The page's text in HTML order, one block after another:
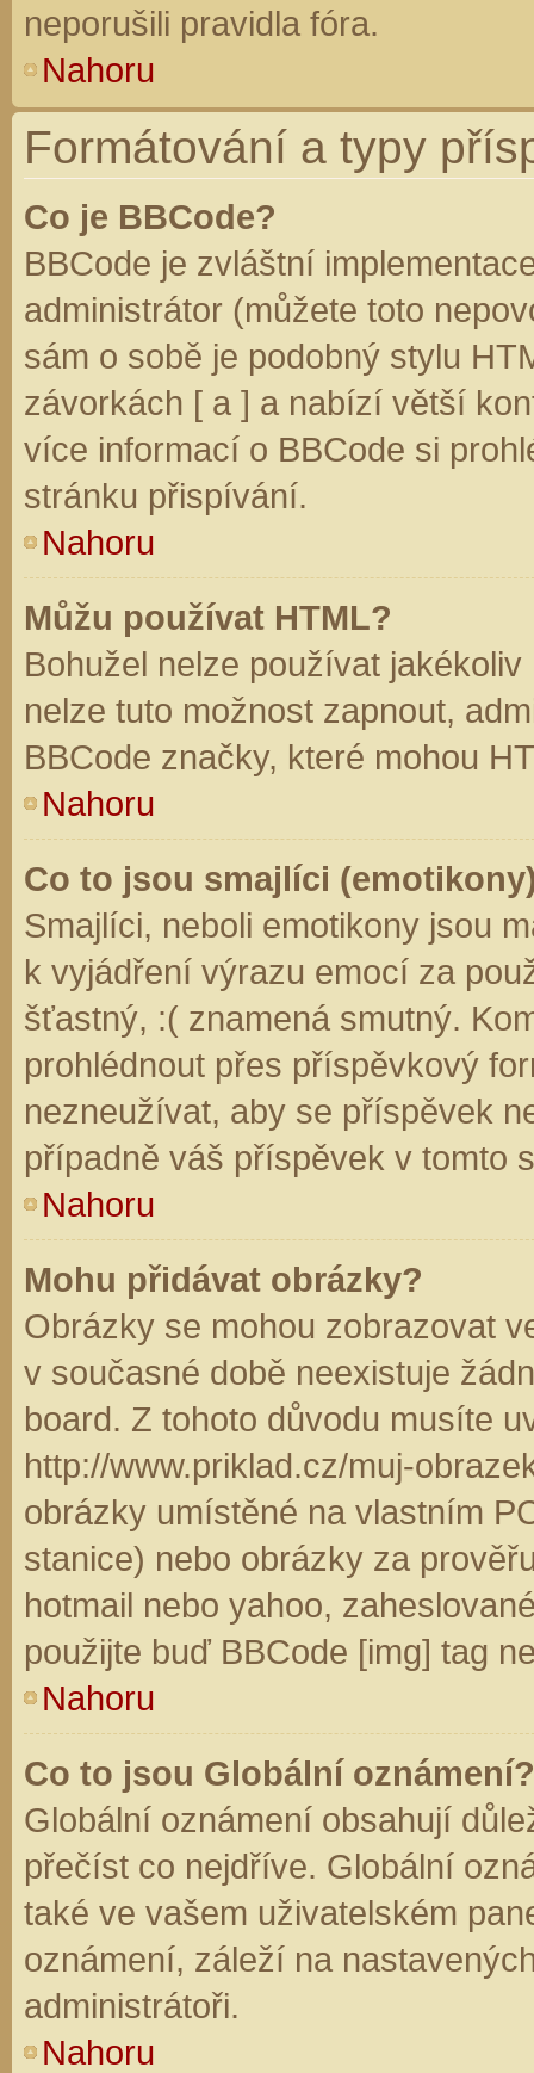
neporušili pravidla fóra.
Nahoru
Formátování a typy
Co je BBCode?
BBCode je zvláštní
administrátor (můžete toto
sám o sobě je podobný stylu
závorkách [ a ] a nabízí větší
více informací o BBCode si
stránku přispívání.
Nahoru
Můžu používat HTML?
Bohužel nelze používat
nelze tuto možnost zapnout,
BBCode značky, které mohou
Nahoru
Co to jsou smajlíci
Smajlíci, neboli emotikony jsou
k vyjádření výrazu emocí za
šťastný, :( znamená smutný.
prohlédnout přes příspěvkový
nezneužívat, aby se příspěvek
případně váš příspěvek v tomto
Nahoru
Mohu přidávat obrázky?
Obrázky se mohou zobrazovat
v současné době neexistuje
board. Z tohoto důvodu musíte
http://www.priklad.cz/muj-
obrázky umístěné na vlastním
stanice) nebo obrázky za
hotmail nebo yahoo,
použijte buď BBCode [img] tag
Nahoru
Co to jsou Globální oznámení?
Globální oznámení obsahují
přečíst co nejdříve. Globální
také ve vašem uživatelském
oznámení, záleží na
administrátoři.
Nahoru